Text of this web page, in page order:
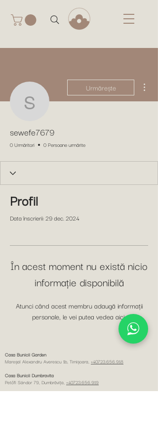
sewefe7679
Urmărește
sewefe7679
0 Urmăritori 0 Persoane urmărite
Profil
Data înscrierii: 29 dec. 2024
În acest moment nu există nicio
informație disponibilă
Atunci când acest membru adaugă informații
personale, le vei putea vedea aici.
Casa Bunicii Garden
Mareșal Alexandru Averescu 1b, Timişoara, +40723.656.918
Casa Bunicii Dumbravita
Petőfi Sándor 79, Dumbrăviţa, +40723.656.919